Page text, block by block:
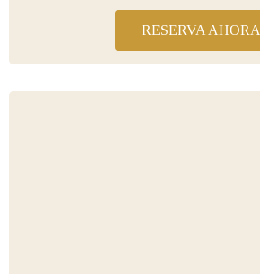
RESERVA AHORA